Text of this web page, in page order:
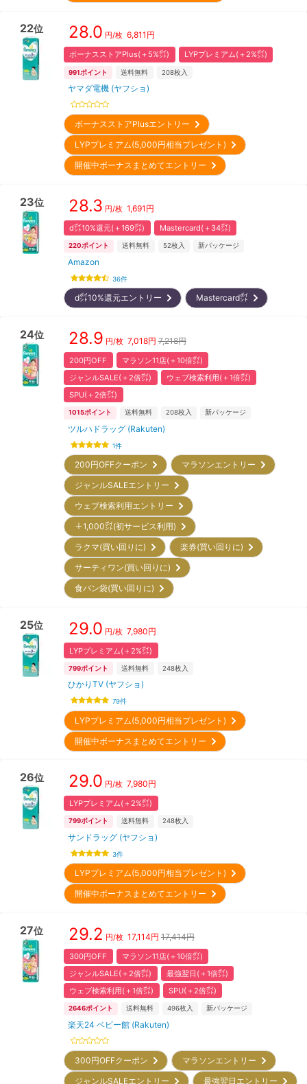
22位 28.0 円/枚 6,811 円
ボーナスストアPlus(＋5%㌽) LYPプレミアム(＋2%㌽)
991ポイント 送料無料 208枚入
ヤマダ電機 (ヤフショ)
ボーナスストアPlusエントリー
LYPプレミアム(5,000円相当プレゼント)
開催中ボーナスまとめてエントリー
23位 28.3 円/枚 1,691 円
d㌽10%還元(＋169㌽) Mastercard(＋34㌽)
220ポイント 送料無料 52枚入 新パッケージ
Amazon
36件
d㌽10%還元エントリー Mastercard㌽
24位 28.9 円/枚 7,018円 7,218円
200円OFF
マラソン11店(＋10倍㌽)
ジャンルSALE(＋2倍㌽)
ウェブ検索利用(＋1倍㌽)
SPU(＋2倍㌽)
1015ポイント 送料無料 208枚入 新パッケージ
ツルハドラッグ (Rakuten)
1件
200円OFFクーポン
マラソンエントリー
ジャンルSALEエントリー
ウェブ検索利用エントリー
＋1,000㌽(初サービス利用)
ラクマ(買い回りに)
楽券(買い回りに)
サーティワン(買い回りに)
食パン袋(買い回りに)
25位 29.0 円/枚 7,980円
LYPプレミアム(＋2%㌽)
799ポイント 送料無料 248枚入
ひかりTV (ヤフショ)
79件
LYPプレミアム(5,000円相当プレゼント)
開催中ボーナスまとめてエントリー
26位 29.0 円/枚 7,980円
LYPプレミアム(＋2%㌽)
799ポイント 送料無料 248枚入
サンドラッグ (ヤフショ)
3件
LYPプレミアム(5,000円相当プレゼント)
開催中ボーナスまとめてエントリー
27位 29.2 円/枚 17,114円 17,414円
300円OFF
マラソン11店(＋10倍㌽)
ジャンルSALE(＋2倍㌽)
最強翌日(＋1倍㌽)
ウェブ検索利用(＋1倍㌽)
SPU(＋2倍㌽)
2646ポイント 送料無料 496枚入 新パッケージ
楽天24 ベビー館 (Rakuten)
300円OFFクーポン
マラソンエントリー
ジャンルSALEエントリー
最強翌日エントリー